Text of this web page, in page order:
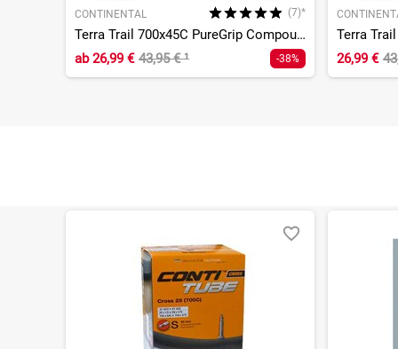
CONTINENTAL (7)*
Terra Trail 700x45C PureGrip Compound ShieldWall System TLR
ab26,99 € 43,95 €¹ -38%
26,99 €